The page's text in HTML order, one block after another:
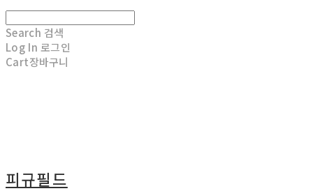
Search 검색
Log In 로그인
Cart장바구니
피규필드